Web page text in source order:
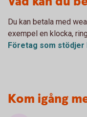
Du kan betala med
exempel en klocka,
Företag som stödjer
Kom igång